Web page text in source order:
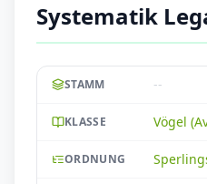
Systematik
STAMM --
KLASSE Vögel
ORDNUNG